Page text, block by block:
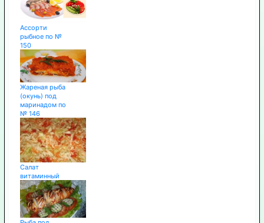
Ассорти
рыбное по №
150
Жареная рыба
(окунь) под
маринадом по
№ 146
Салат
витаминный